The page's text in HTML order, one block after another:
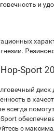
и
Sport
в
с